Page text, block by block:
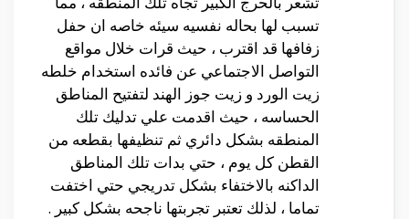
تسبب لها بحاله نفسيه سيئه خاصه ان حفل
زفافها قد اقترب ، حيث قرات خلال مواقع
التواصل الاجتماعي عن فائده استخدام خلطه
زيت الورد و زيت جوز الهند لتفتيح المناطق
الحساسه ، حيث اقدمت علي تدليك تلك
المنطقه بشكل دائري ثم تنظيفها بقطعه من
القطن كل يوم ، حتي بدات تلك المناطق
الداكنه بالاختفاء بشكل تدريجي حتي اختفت
تماما ، لذلك تعتبر تجربتها ناجحه بشكل كبير .